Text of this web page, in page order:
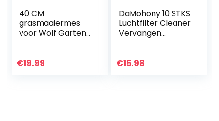
40 CM
grasmaaiermes
voor Wolf Garten
742-05125 582045
€19.99
DaMohony 10 STKS
Luchtfilter Cleaner
Vervangen
FS240 FS260 FS360
€15.98